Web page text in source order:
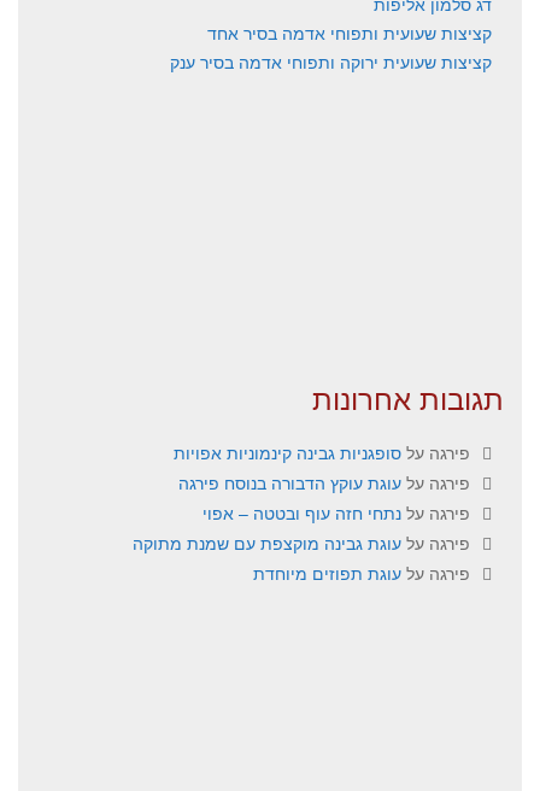
קציצות שעועית ותפוחי אדמה בסיר אחד
קציצות שעועית ירוקה ותפוחי אדמה בסיר ענק
תגובות אחרונות
פירגה על סופגניות גבינה קינמוניות אפויות
פירגה על עוגת עוקץ הדבורה בנוסח פירגה
פירגה על נתחי חזה עוף ובטטה – אפוי
פירגה על עוגת גבינה מוקצפת עם שמנת מתוקה
פירגה על עוגת תפוזים מיוחדת